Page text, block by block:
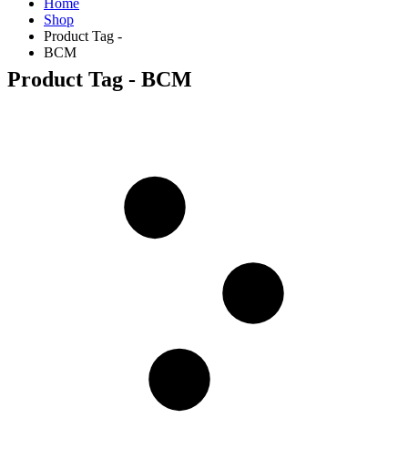
Home
Shop
Product Tag -
BCM
Product Tag - BCM